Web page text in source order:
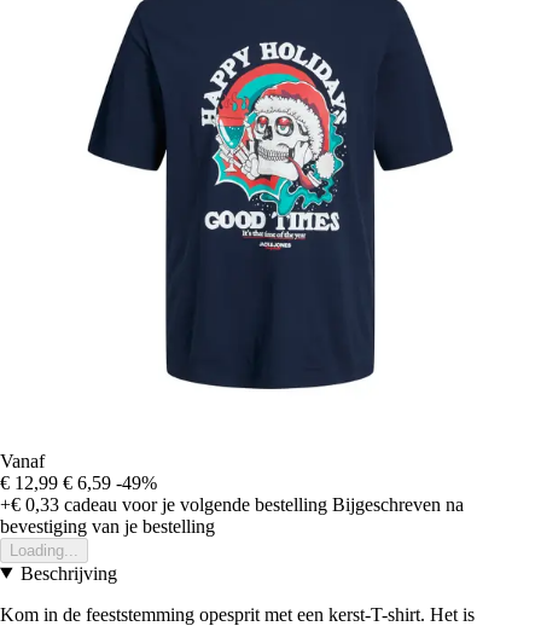
Vanaf
€ 12,99 € 6,59 -49%
+€ 0,33 cadeau voor je volgende bestelling Bijgeschreven na
bevestiging van je bestelling
Loading...
Beschrijving
Kom in de feeststemming opesprit met een kerst-T-shirt. Het is